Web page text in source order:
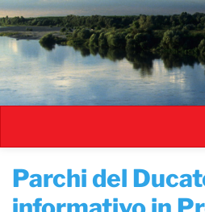
Salta
al
contenuto
principale
Parchi del